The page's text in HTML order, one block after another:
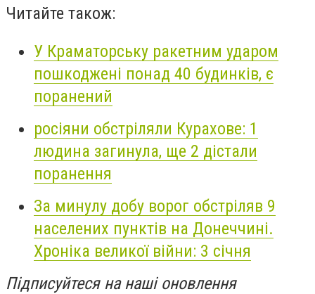
Читайте також:
У Краматорську ракетним ударом
пошкоджені понад 40 будинків, є
поранений
росіяни обстріляли Курахове: 1
людина загинула, ще 2 дістали
поранення
За минулу добу ворог обстріляв 9
населених пунктів на Донеччині.
Хроніка великої війни: 3 січня
Підписуйтеся на наші оновлення